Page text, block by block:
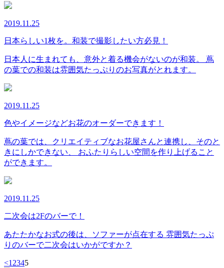
2019.11.25
日本らしい1枚を。和装で撮影したい方必見！
日本人に生まれても、意外と着る機会がないのが和装。 蔦
の葉での和装は雰囲気たっぷりのお写真がとれます。
2019.11.25
色やイメージなどお花のオーダーできます！
蔦の葉では、クリエイティブなお花屋さんと連携し、そのと
きにしかできない、 おふたりらしい空間を作り上げること
ができます。
2019.11.25
二次会は2Fのバーで！
あたたかなお式の後は、ソファーが点在する 雰囲気たっぷ
りのバーで二次会はいかがですか？
<1 2345